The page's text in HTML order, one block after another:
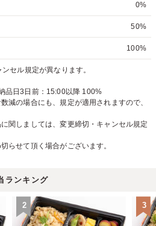
0%
50%
100%
セル規定が異なります。
品日3日前：15:00以降 100%
減の場合にも、規定が適用されますので、
関しましては、変更締切・キャンセル規定
らせて頂く場合がございます。
ランキング
2 3